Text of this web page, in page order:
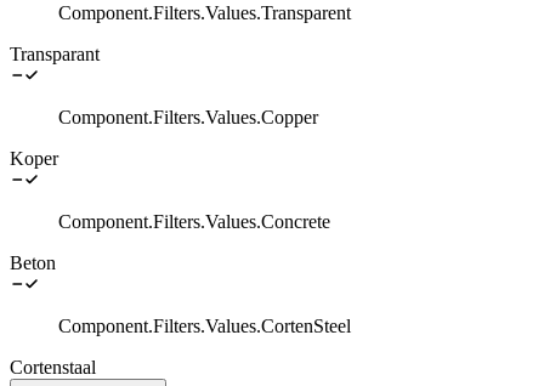
Component.Filters.Values.Transparent
Transparant
Component.Filters.Values.Copper
Koper
Component.Filters.Values.Concrete
Beton
Component.Filters.Values.CortenSteel
Cortenstaal